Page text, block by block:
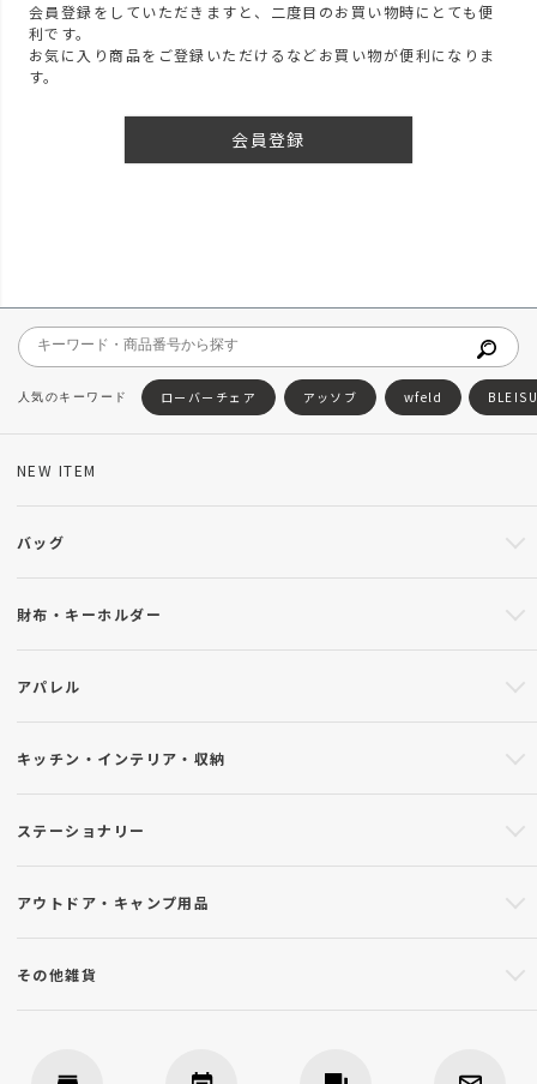
会員登録をしていただきますと、二度目のお買い物時にとても便
利です。
お気に入り商品をご登録いただけるなどお買い物が便利になりま
す。
会員登録
ローバーチェア アッソブ wfeld
NEW ITEM
バッグ
財布・キーホルダー
アパレル
キッチン・インテリア・収納
ステーショナリー
アウトドア・キャンプ用品
その他雑貨